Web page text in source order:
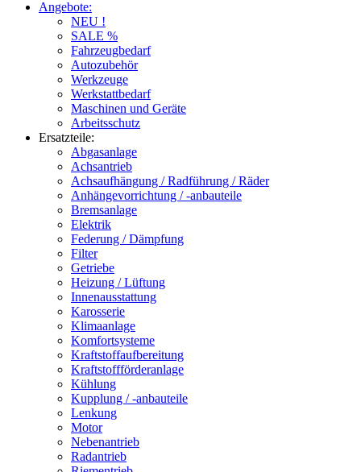
Angebote:
NEU !
SALE %
Fahrzeugbedarf
Autozubehör
Werkzeuge
Werkstattbedarf
Maschinen und Geräte
Arbeitsschutz
Ersatzteile:
Abgasanlage
Achsantrieb
Achsaufhängung / Radführung / Räder
Anhängevorrichtung / -anbauteile
Bremsanlage
Elektrik
Federung / Dämpfung
Filter
Getriebe
Heizung / Lüftung
Innenausstattung
Karosserie
Klimaanlage
Komfortsysteme
Kraftstoffaufbereitung
Kraftstoffförderanlage
Kühlung
Kupplung / -anbauteile
Lenkung
Motor
Nebenantrieb
Radantrieb